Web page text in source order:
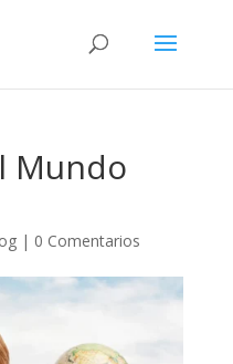
Mundo
| 0 Comentarios